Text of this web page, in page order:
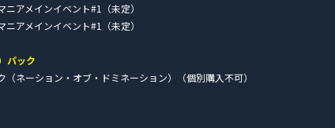
アメインイベント#1（未定）
アメインイベント#1（未定）
パック
ネーション・オブ・ドミネーション）（個別購入不可）